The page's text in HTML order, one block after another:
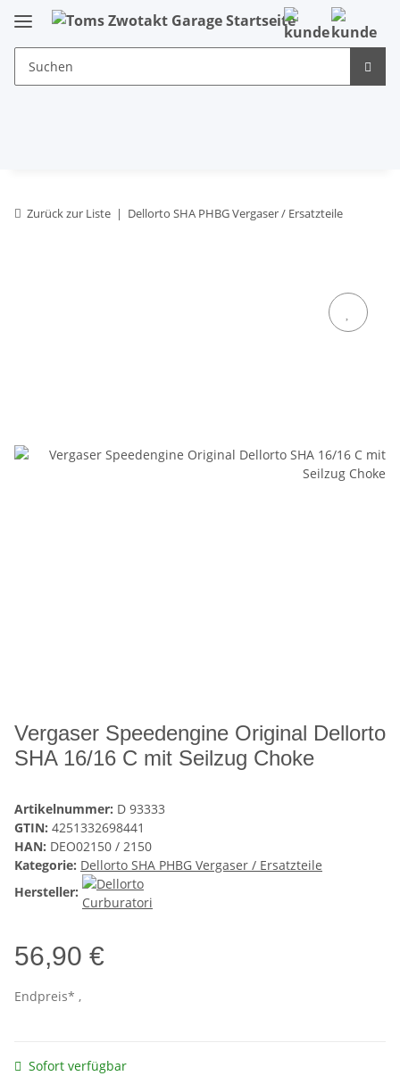
Zurück zur Liste Dellorto SHA PHBG Vergaser / Ersatzteile
Vergaser Speedengine Original Dellorto
SHA 16/16 C mit Seilzug Choke
Artikelnummer: D 93333
GTIN: 4251332698441
HAN: DEO02150 / 2150
Kategorie: Dellorto SHA PHBG Vergaser / Ersatzteile
Hersteller:
56,90 €
Endpreis* ,
Sofort verfügbar